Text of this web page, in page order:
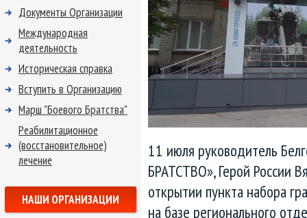
11 июля руководитель
БРАТСТВО», Герой России
открытии пункта набора
на базе регионального
Документы Организации
Международная
деятельность
Историческая справка
Вступить в Организацию
Марш "Боевого Братства"
Реабилитационное
(восстановительное)
лечение
НАШИ ОРГАНИЗАЦИИ